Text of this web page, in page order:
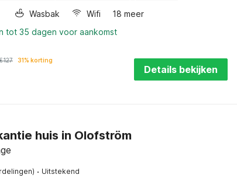
Wasbak Wifi
18 meer
tot 35 dagen voor aankomst
127 31% korting
Details bekijken
huis in Olofström
· Uitstekend